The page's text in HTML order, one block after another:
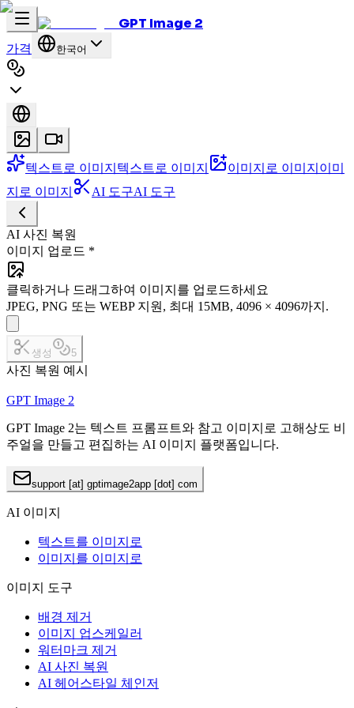
GPT Image 2
가격 한국어
텍스트로 이미지 텍스트로 이미지 이미지로 이미지 이미
지로 이미지
AI 도구AI 도구
AI 사진 복원
이미지 업로드 *
클릭하거나 드래그하여 이미지를 업로드하세요
JPEG, PNG 또는 WEBP 지원, 최대 15MB, 4096 × 4096까지.
생성 5
사진 복원 예시
GPT Image 2
GPT Image 2는 텍스트 프롬프트와 참고 이미지로 고해상도 비
주얼을 만들고 편집하는 AI 이미지 플랫폼입니다.
support [at] gptimage2app [dot] com
AI 이미지
텍스트를 이미지로
이미지를 이미지로
이미지 도구
배경 제거
이미지 업스케일러
워터마크 제거
AI 사진 복원
AI 헤어스타일 체인저